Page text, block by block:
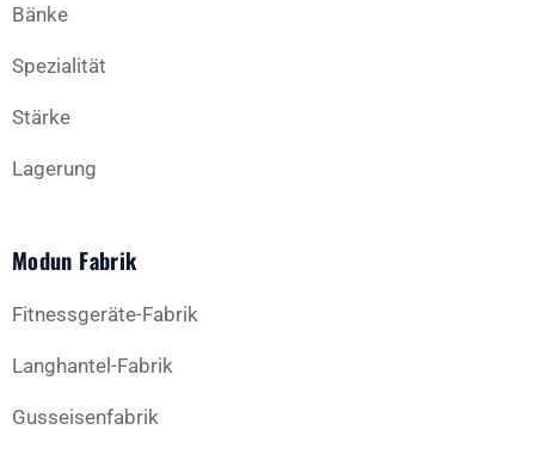
Bänke
Spezialität
Stärke
Lagerung
Modun Fabrik
Fitnessgeräte-Fabrik
Langhantel-Fabrik
Gusseisenfabrik